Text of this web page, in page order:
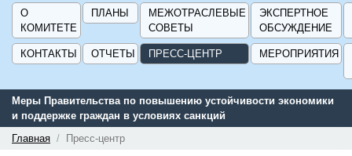
О
КОМИТЕТЕ
ПЛАНЫ
МЕЖОТРАСЛЕВЫЕ
СОВЕТЫ
ЭКСПЕРТНОЕ
ОБСУЖДЕНИЕ
КОНТАКТЫ ОТЧЕТЫ ПРЕСС-ЦЕНТР МЕРОПРИЯТИЯ
Меры Правительства по повышению устойчивости экономики
и поддержке граждан в условиях санкций
Главная Пресс-центр